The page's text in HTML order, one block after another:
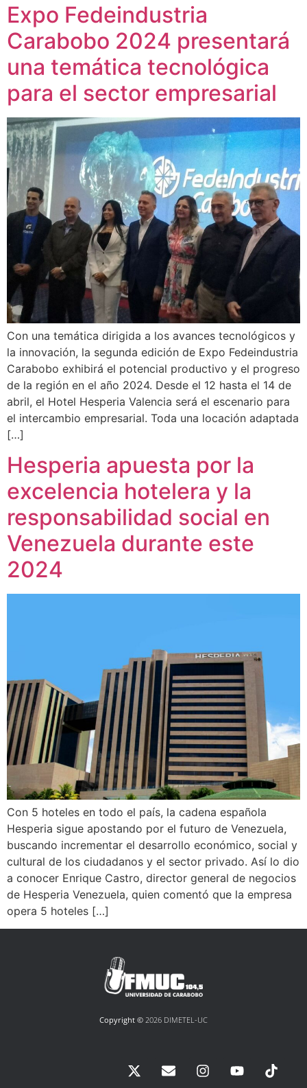
Expo Fedeindustria
Carabobo 2024 presentará
una temática tecnológica
para el sector empresarial
Con una temática dirigida a los avances tecnológicos y
la innovación, la segunda edición de Expo Fedeindustria
Carabobo exhibirá el potencial productivo y el progreso
de la región en el año 2024. Desde el 12 hasta el 14 de
abril, el Hotel Hesperia Valencia será el escenario para
el intercambio empresarial. Toda una locación adaptada
[…]
Hesperia apuesta por la
excelencia hotelera y la
responsabilidad social en
Venezuela durante este
2024
Con 5 hoteles en todo el país, la cadena española
Hesperia sigue apostando por el futuro de Venezuela,
buscando incrementar el desarrollo económico, social y
cultural de los ciudadanos y el sector privado. Así lo dio
a conocer Enrique Castro, director general de negocios
de Hesperia Venezuela, quien comentó que la empresa
opera 5 hoteles […]
Copyright © 2026 DIMETEL-UC